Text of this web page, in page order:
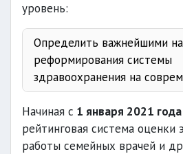
уровень:
Определить важнейшими
реформирования системы
здравоохранения на
Начиная с 1 января 2021 года
рейтинговая система оценки
работы семейных врачей и